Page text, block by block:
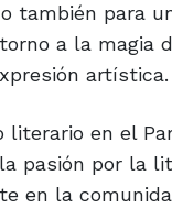
también para
a la magia
artística.
literario en el
pasión por la
en la